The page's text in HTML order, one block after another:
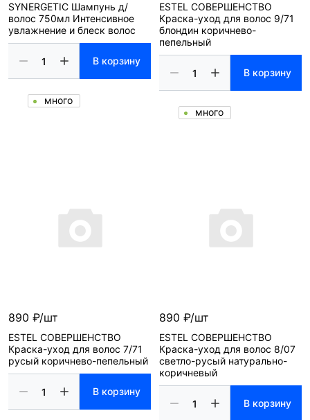
SYNERGETIC Шампунь д/
волос 750мл Интенсивное
увлажнение и блеск волос
В корзину
много
ESTEL СОВЕРШЕНСТВО
Краска-уход для волос 9/71
блондин коричнево-
пепельный
В корзину
много
890 ₽/шт
ESTEL СОВЕРШЕНСТВО
Краска-уход для волос 7/71
русый коричнево-пепельный
В корзину
890 ₽/шт
ESTEL СОВЕРШЕНСТВО
Краска-уход для волос 8/07
светло-русый натурально-
коричневый
В корзину